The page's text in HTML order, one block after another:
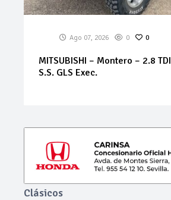
Ago 07, 2026 0 0
BMW – Serie 3 – 320i Futura
Clásicos